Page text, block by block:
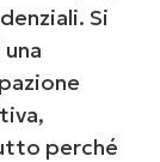
Si
perché